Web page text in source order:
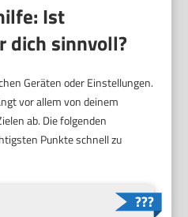
Ist
dich sinnvoll?
Geräten oder Einstellungen.
vor allem von deinem
ab. Die folgenden
Punkte schnell zu